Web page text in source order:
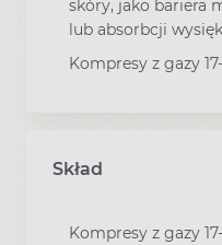
skóry, jako bariera
lub absorbcji
Kompresy z gazy
Skład
Kompresy z gazy